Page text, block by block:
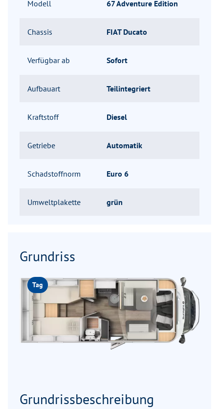
Modell 67 Adventure Edition
Chassis FIAT Ducato
Verfügbar ab Sofort
Aufbauart Teilintegriert
Kraftstoff Diesel
Getriebe Automatik
Schadstoffnorm Euro 6
Umweltplakette grün
Grundriss
Tag
Grundrissbeschreibung